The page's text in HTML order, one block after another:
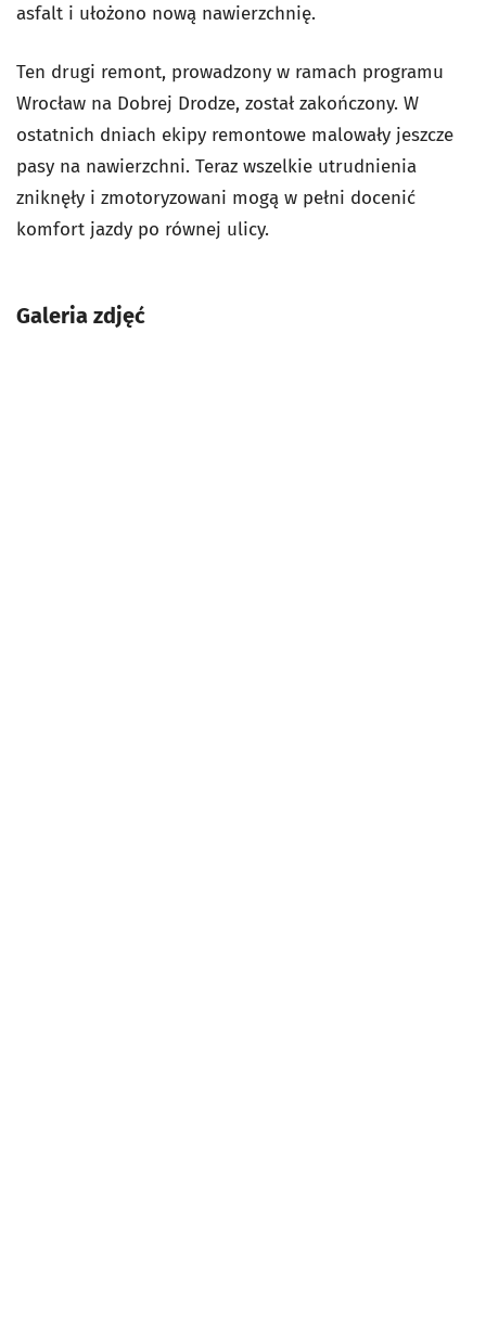
asfalt i ułożono nową nawierzchnię.
Ten drugi remont, prowadzony w ramach programu
Wrocław na Dobrej Drodze, został zakończony. W
ostatnich dniach ekipy remontowe malowały jeszcze
pasy na nawierzchni. Teraz wszelkie utrudnienia
zniknęły i zmotoryzowani mogą w pełni docenić
komfort jazdy po równej ulicy.
Galeria zdjęć